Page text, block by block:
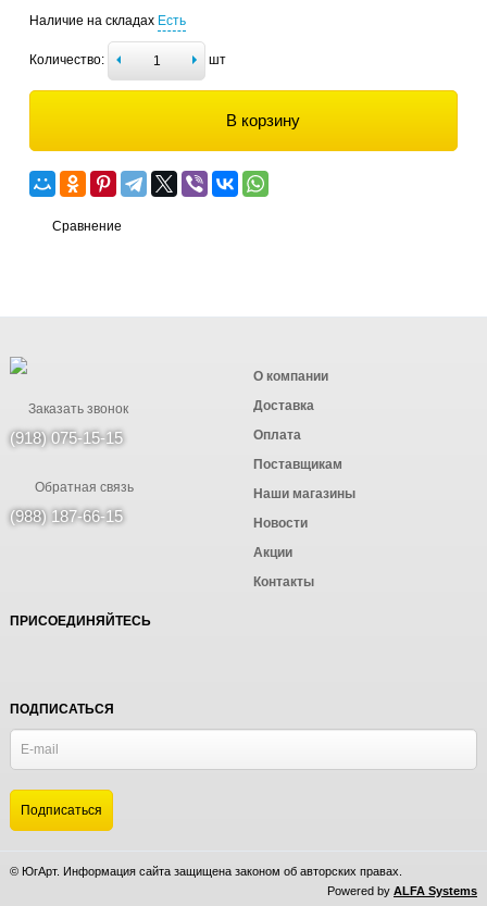
Наличие на складах Есть
Количество: шт
В корзину
Сравнение
Заказать звонок
(918) 075-15-15
Обратная связь
(988) 187-66-15
О компании
Доставка
Оплата
Поставщикам
Наши магазины
Новости
Акции
Контакты
ПРИСОЕДИНЯЙТЕСЬ
ПОДПИСАТЬСЯ
© ЮгАрт. Информация сайта защищена законом об авторских правах.
Powered by ALFA Systems